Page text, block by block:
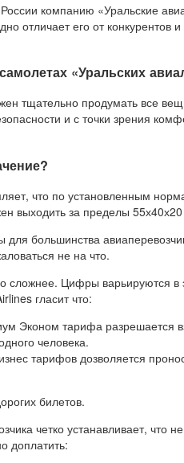
компанию «Уральские
отличает его от конкурентов
«Уральских
тщательно продумать все
и с точки зрения
что по установленным
выходить за пределы
для большинства
не на что.
сложнее. Цифры варьируются в
гласит что:
Эконом тарифа разрешается
человека.
тарифов дозволяется
билетов.
четко устанавливает, что
доплатить: